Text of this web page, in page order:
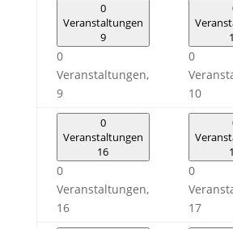
0
Veranstaltungen
9
0
Veranstaltungen,
9
0
10
0
Veranstaltungen
16
0
Veranstaltungen,
16
0
17